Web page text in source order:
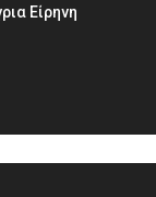
Είρηνη